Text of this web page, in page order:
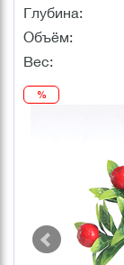
Глубина:
Объём:
Вес:
%